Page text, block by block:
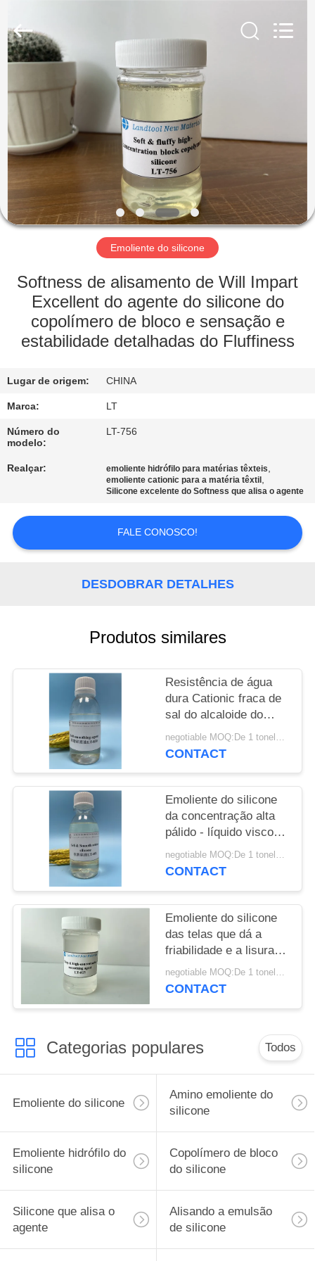
PRODUTOS
SOBRE
NÓS
EXCURSÃO
FÁBRICA
CONTROLE
DA
CONTACTE-
NOS
NOTÍCIA
PEÇA
UMAS
PRIVACY
POLICY
Co.,
Ltd.
Rights
Reserved.
Emoliente do silicone
Softness de alisamento de Will Impart
Excellent do agente do silicone do
copolímero de bloco e sensação e
estabilidade detalhadas do Fluffiness
Lugar de origem: CHINA
Marca: LT
Número do
modelo:
LT-756
Realçar: emoliente hidrófilo para matérias têxteis,
emoliente cationic para a matéria têxtil ,
Silicone excelente do Softness que alisa o agente
FALE CONOSCO!
DESDOBRAR DETALHES
Produtos similares
Resistência de água
dura Cationic fraca de
sal do alcaloide do
emoliente do silicone negotiable MOQ:De 1 toneladas
CONTACT
Emoliente do silicone
da concentração alta
pálido - líquido viscoso
transparente amarelo negotiable MOQ:De 1 toneladas
CONTACT
Emoliente do silicone
das telas que dá a
friabilidade e a lisura
excelentes
negotiable MOQ:De 1 toneladas
CONTACT
Categorias populares Todos
Emoliente do silicone
Amino emoliente do
silicone
Emoliente hidrófilo do
silicone
Copolímero de bloco
do silicone
Silicone que alisa o
agente
Alisando a emulsão
de silicone